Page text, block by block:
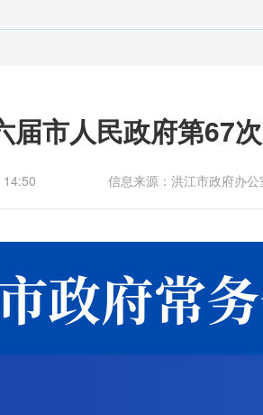
届市人民政府第67
信息来源：洪江市政府办公